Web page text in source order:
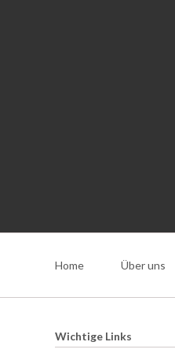
Home Über uns
Wichtige Links